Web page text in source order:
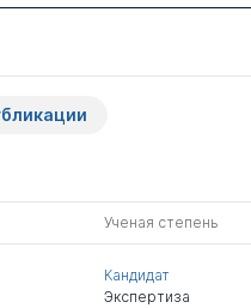
Ученая степень
Кандидат
Экспертиза